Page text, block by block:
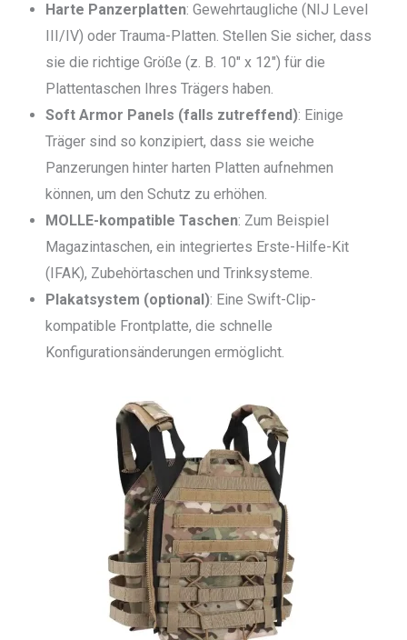
Harte Panzerplatten: Gewehrtaugliche (NIJ Level
III/IV) oder Trauma-Platten. Stellen Sie sicher, dass
sie die richtige Größe (z. B. 10″ x 12″) für die
Plattentaschen Ihres Trägers haben.
Soft Armor Panels (falls zutreffend): Einige
Träger sind so konzipiert, dass sie weiche
Panzerungen hinter harten Platten aufnehmen
können, um den Schutz zu erhöhen.
MOLLE-kompatible Taschen: Zum Beispiel
Magazintaschen, ein integriertes Erste-Hilfe-Kit
(IFAK), Zubehörtaschen und Trinksysteme.
Plakatsystem (optional): Eine Swift-Clip-
kompatible Frontplatte, die schnelle
Konfigurationsänderungen ermöglicht.